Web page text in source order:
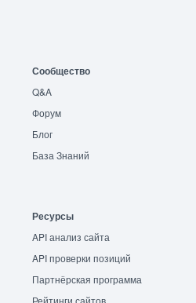
Сообщество
Q&A
Форум
Блог
База Знаний
Ресурсы
API анализ сайта
API проверки позиций
Партнёрская программа